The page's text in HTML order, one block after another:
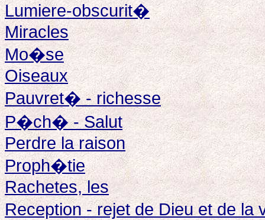
Lumiere-obscurit�
Miracles
Mo�se
Oiseaux
Pauvret� - richesse
P�ch� - Salut
Perdre la raison
Proph�tie
Rachetes, les
Reception - rejet de Dieu et de